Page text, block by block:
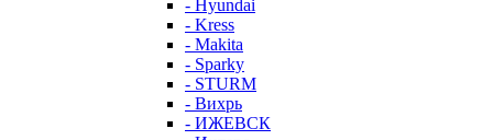
- Hyundai
- Kress
- Makita
- Sparky
- STURM
- Вихрь
- ИЖЕВСК